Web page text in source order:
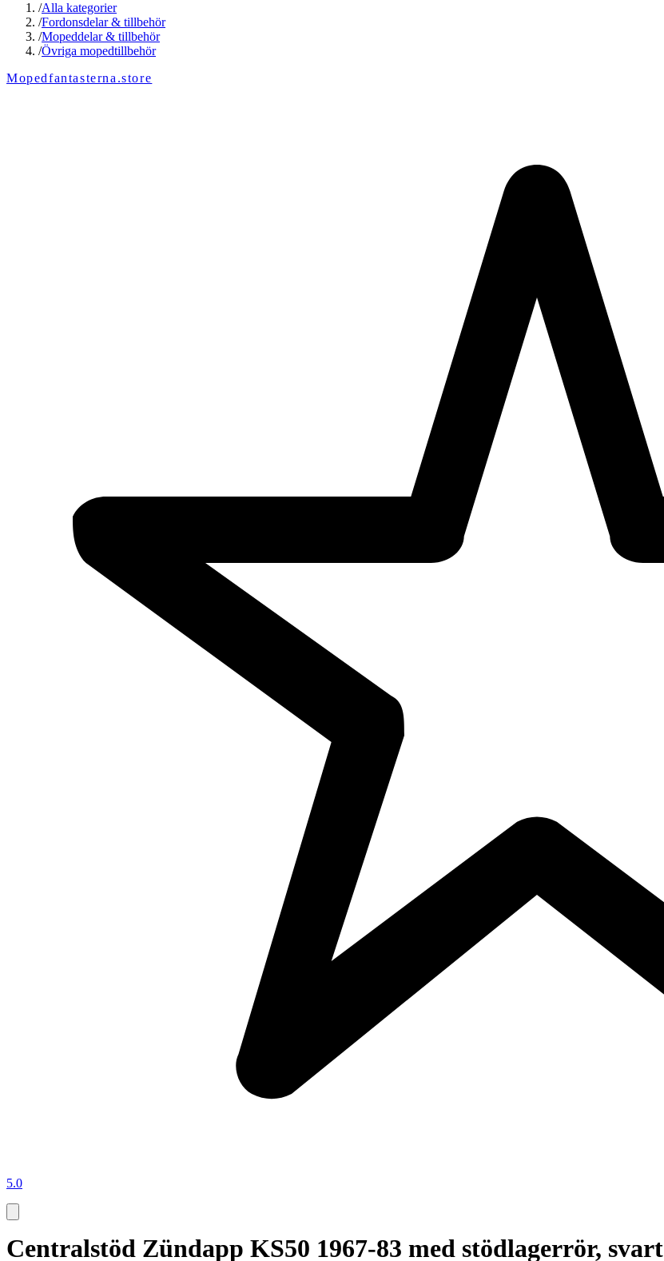
/Alla kategorier
/Fordonsdelar & tillbehör
/Mopeddelar & tillbehör
/Övriga mopedtillbehör
Mopedfantasterna.store
5.0
Centralstöd Zündapp KS50 1967-83 med stödlagerrör, svart